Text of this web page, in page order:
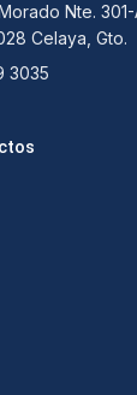
Nte.
Celaya, Gto.
3035